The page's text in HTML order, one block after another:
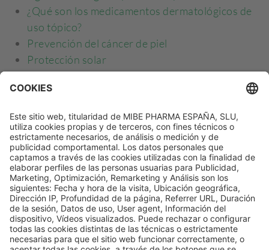
¿Qué son los medicamentos dermatológicos de
uso tópico?
Prevención del cáncer de piel
Protección solar
La importancia del ecosistema de la piel para la
salud
Mecanismos de protección de la piel
Cremas Solares: Todo lo que Necesitas Saber
Aviso legal
Política de privacidad